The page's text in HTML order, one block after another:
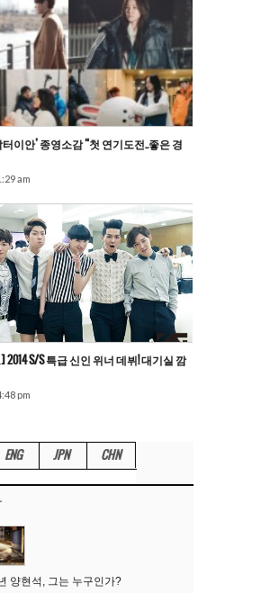
터이안’ 종영소감 “첫 연기도전..좋은 경
am
2014 S/S 특급 신인 위너 데뷔! 대기실 깜
pm
ENG JPN CHN
양현석, 그는 누구인가?